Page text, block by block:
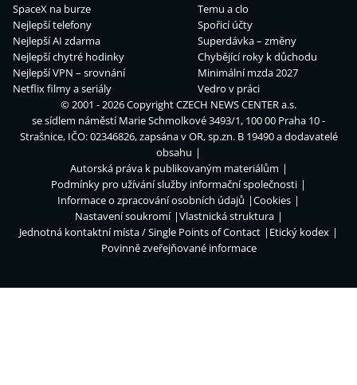
SpaceX na burze
Nejlepší telefony
Nejlepší AI zdarma
Nejlepší chytré hodinky
Nejlepší VPN – srovnání
Netflix filmy a seriály
Temu a clo
Spořicí účty
Superdávka – změny
Chybějící roky k důchodu
Minimální mzda 2027
Vedro v práci
© 2001 - 2026 CopyrightCZECH NEWS CENTER a.s.
se sídlem náměstí Marie Schmolkové 3493/1, 100 00 Praha 10 -
Strašnice, IČO: 02346826, zapsána v OR, sp.zn. B 19490 a dodavatelé
obsahu
Autorská práva k publikovaným materiálům
Podmínky pro užívání služby informační společnosti
Informace o zpracování osobních údajů
Cookies
Nastavení soukromí
Vlastnická struktura
Jednotná kontaktní místa / Single Points of Contact
Etický kodex
Povinně zveřejňované informace